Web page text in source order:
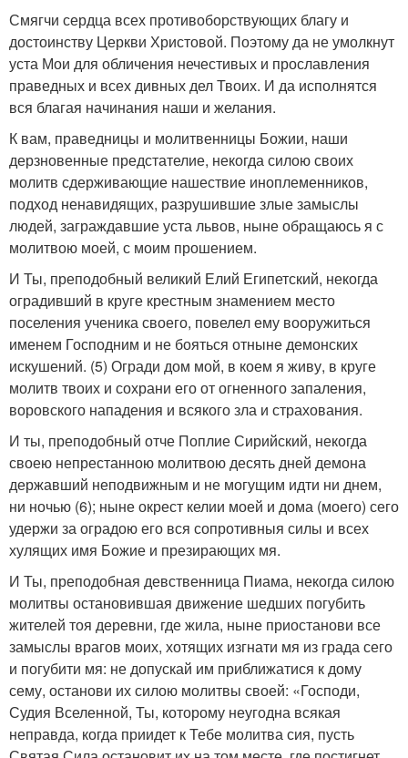
Смягчи сердца всех противоборствующих благу и
достоинству Церкви Христовой. Поэтому да не умолкнут
уста Мои для обличения нечестивых и прославления
праведных и всех дивных дел Твоих. И да исполнятся
вся благая начинания наши и желания.
К вам, праведницы и молитвенницы Божии, наши
дерзновенные предстателие, некогда силою своих
молитв сдерживающие нашествие иноплеменников,
подход ненавидящих, разрушившие злые замыслы
людей, заграждавшие уста львов, ныне обращаюсь я с
молитвою моей, с моим прошением.
И Ты, преподобный великий Елий Египетский, некогда
оградивший в круге крестным знамением место
поселения ученика своего, повелел ему вооружиться
именем Господним и не бояться отныне демонских
искушений. (5) Огради дом мой, в коем я живу, в круге
молитв твоих и сохрани его от огненного запаления,
воровского нападения и всякого зла и страхования.
И ты, преподобный отче Поплие Сирийский, некогда
своею непрестанною молитвою десять дней демона
державший неподвижным и не могущим идти ни днем,
ни ночью (6); ныне окрест келии моей и дома (моего) сего
удержи за оградою его вся сопротивныя силы и всех
хулящих имя Божие и презирающих мя.
И Ты, преподобная девственница Пиама, некогда силою
молитвы остановившая движение шедших погубить
жителей тоя деревни, где жила, ныне приостанови все
замыслы врагов моих, хотящих изгнати мя из града сего
и погубити мя: не допускай им приближатися к дому
сему, останови их силою молитвы своей: «Господи,
Судия Вселенной, Ты, которому неугодна всякая
неправда, когда приидет к Тебе молитва сия, пусть